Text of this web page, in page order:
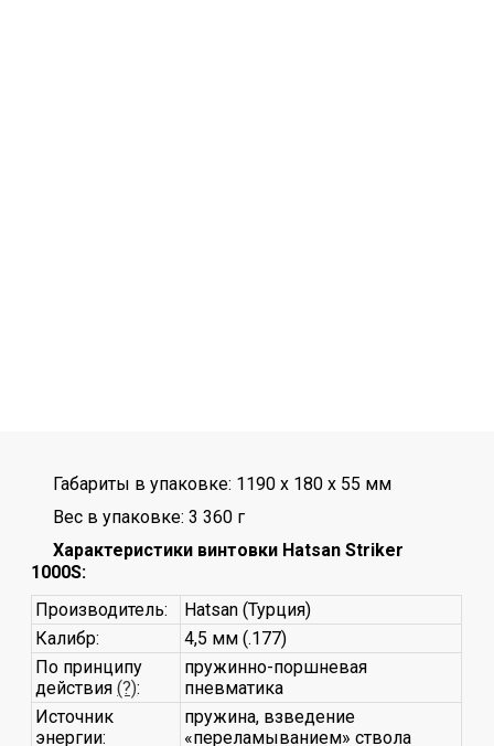
Габариты в упаковке: 1190 x 180 x 55 мм
Вес в упаковке: 3 360 г
Характеристики винтовки Hatsan Striker
1000S:
Производитель:
Hatsan (Турция)
Калибр:
4,5 мм (.177)
По принципу
действия(?):
пружинно-поршневая
пневматика
Источник
энергии:
пружина, взведение
«переламыванием» ствола